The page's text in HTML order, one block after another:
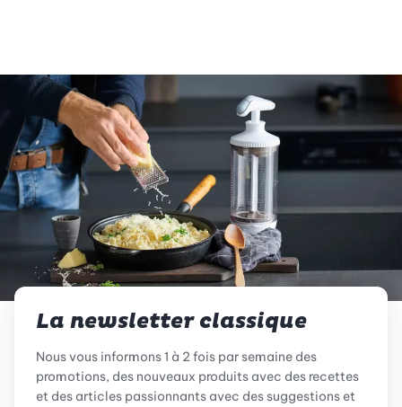
La newsletter classique
Nous vous informons 1 à 2 fois par semaine des
promotions, des nouveaux produits avec des recettes
et des articles passionnants avec des suggestions et